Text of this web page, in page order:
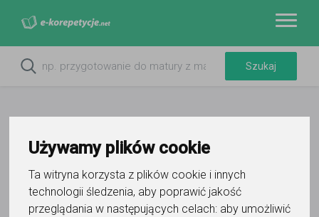
Używamy plików cookie
Ta witryna korzysta z plików cookie i innych
technologii śledzenia, aby poprawić jakość
przeglądania w następujących celach: aby umożliwić